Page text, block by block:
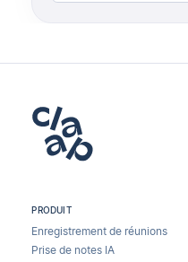
PRODUIT
Enregistrement de réunions
Prise de notes IA